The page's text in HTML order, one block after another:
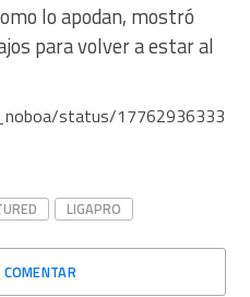
lo apodan, mostró
para volver a estar al
status/17762936333
LIGAPRO